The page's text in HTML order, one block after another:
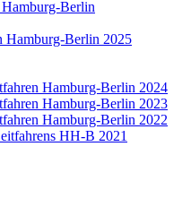
Berlin
Hamburg-Berlin 2025
Hamburg-Berlin 2024
Hamburg-Berlin 2023
Hamburg-Berlin 2022
HH-B 2021